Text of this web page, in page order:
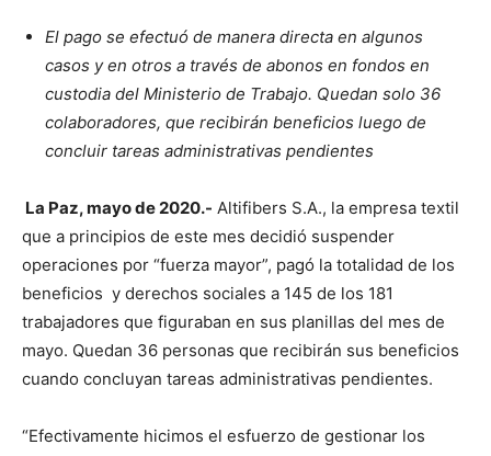
El pago se efectuó de manera directa en algunos
casos y en otros a través de abonos en fondos en
custodia del Ministerio de Trabajo. Quedan solo 36
colaboradores, que recibirán beneficios luego de
concluir tareas administrativas pendientes
La Paz, mayo de 2020.- Altifibers S.A., la empresa textil
que a principios de este mes decidió suspender
operaciones por “fuerza mayor”, pagó la totalidad de los
beneficios y derechos sociales a 145 de los 181
trabajadores que figuraban en sus planillas del mes de
mayo. Quedan 36 personas que recibirán sus beneficios
cuando concluyan tareas administrativas pendientes.
“Efectivamente hicimos el esfuerzo de gestionar los